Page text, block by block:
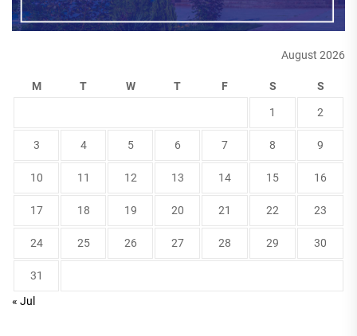
August 2026
M T W T F S S
1 2
3 4 5 6 7 8 9
10 11 12 13 14 15 16
17 18 19 20 21 22 23
24 25 26 27 28 29 30
31
« Jul